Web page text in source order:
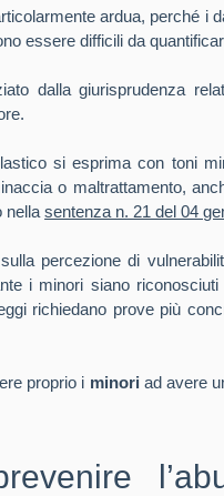
ardua, perché i
essere difficili da
dalla giurisprudenza
si esprima con toni
o maltrattamento,
nellasentenza n. 21 del 04
percezione di
i minori siano
richiedano prove più
proprio i minori ad avere